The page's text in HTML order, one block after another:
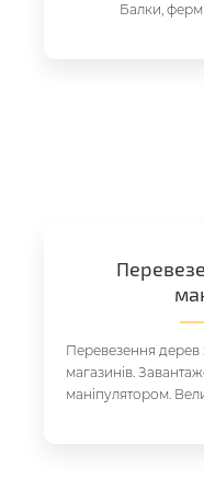
Балки,
Перевезення дерев
магазинів.
маніпулятором.